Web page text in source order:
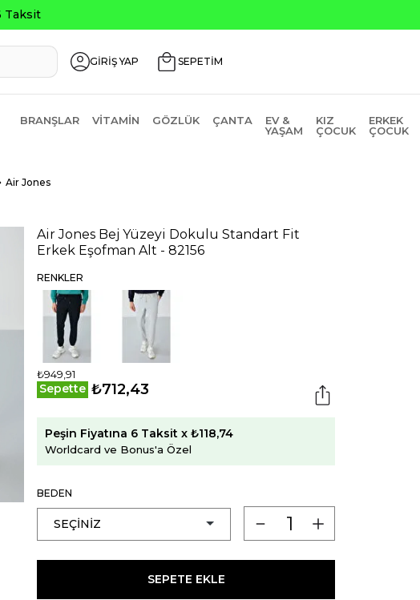
GİRİŞ YAP SEPETİM
BRANŞLAR VITAMIN GÖZLÜK ÇANTA
EV &
YAŞAM
KIZ
ÇOCUK
ERKEK
ÇOCUK
Air Jones
Air Jones Bej Yüzeyi Dokulu Standart Fit
Erkek Eşofman Alt - 82156
RENKLER
₺949,91
Sepette ₺712,43
Peşin Fiyatına 6 Taksit x ₺118,74
Worldcard ve Bonus'a Özel
BEDEN
SEPETE EKLE